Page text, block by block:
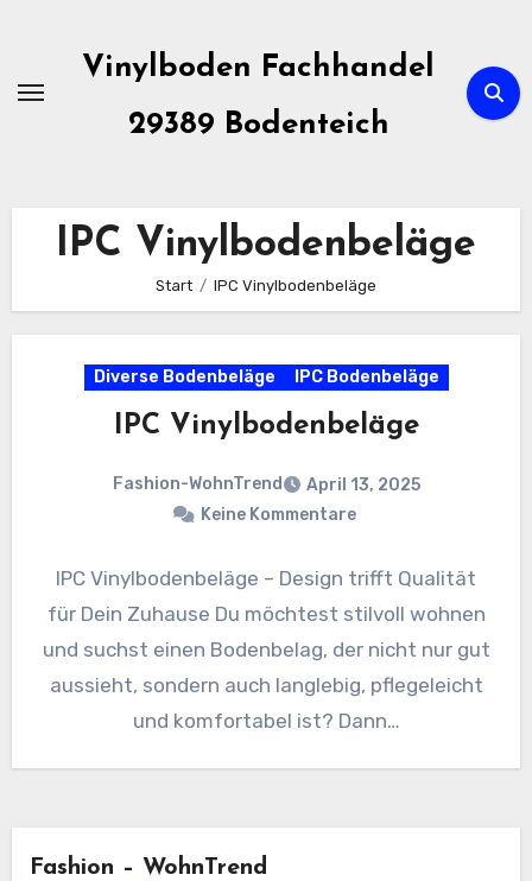
springen
Vinylboden Fachhandel
29389 Bodenteich
IPC Vinylbodenbeläge
Start IPC Vinylbodenbeläge
Diverse Bodenbeläge IPC Bodenbeläge
IPC Vinylbodenbeläge
Fashion-WohnTrend
April 13, 2025
Keine Kommentare
IPC Vinylbodenbeläge – Design trifft Qualität
für Dein Zuhause Du möchtest stilvoll wohnen
und suchst einen Bodenbelag, der nicht nur gut
aussieht, sondern auch langlebig, pflegeleicht
und komfortabel ist? Dann…
Fashion – WohnTrend